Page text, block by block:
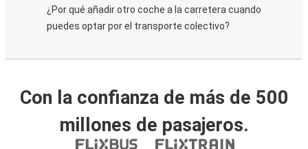
¿Por qué añadir otro coche a la carretera cuando
puedes optar por el transporte colectivo?
Con la confianza de más de 500
millones de pasajeros.